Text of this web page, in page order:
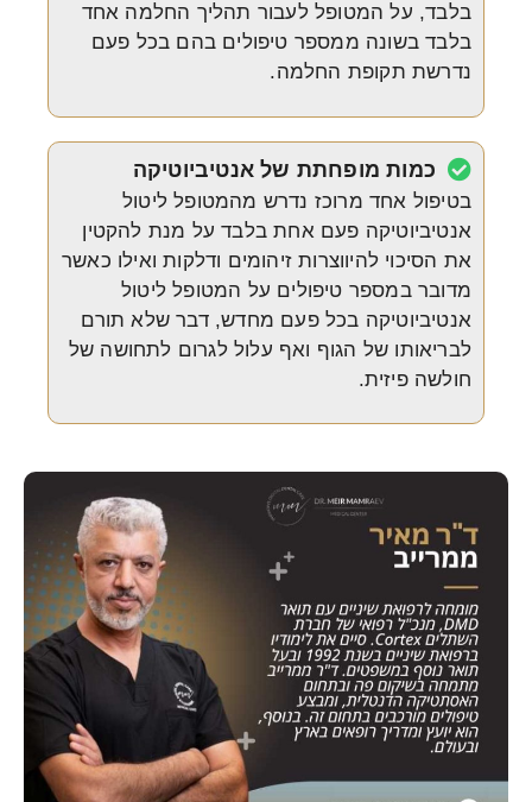
בלבד, על המטופל לעבור תהליך החלמה אחד
בלבד בשונה ממספר טיפולים בהם בכל פעם
נדרשת תקופת החלמה.
כמות מופחתת של אנטיביוטיקה
בטיפול אחד מרוכז נדרש מהמטופל ליטול
אנטיביוטיקה פעם אחת בלבד על מנת להקטין
את הסיכוי להיווצרות זיהומים ודלקות ואילו כאשר
מדובר במספר טיפולים על המטופל ליטול
אנטיביוטיקה בכל פעם מחדש, דבר שלא תורם
לבריאותו של הגוף ואף עלול לגרום לתחושה של
חולשה פיזית.